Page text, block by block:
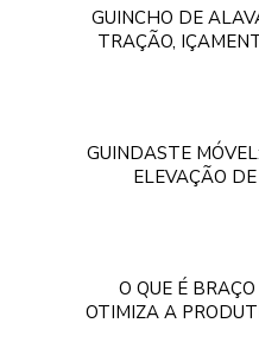
GUINCHO DE
TRAÇÃO,
GUINDASTE
ELEVAÇÃO
O QUE É
OTIMIZA A